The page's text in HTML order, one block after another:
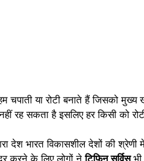
या रोटी बनाते हैं जिसको
रह सकता है इसलिए हर किसी को
देश भारत विकासशील देशों की
करने के लिए लोगों नेटिफिन सर्विसभी